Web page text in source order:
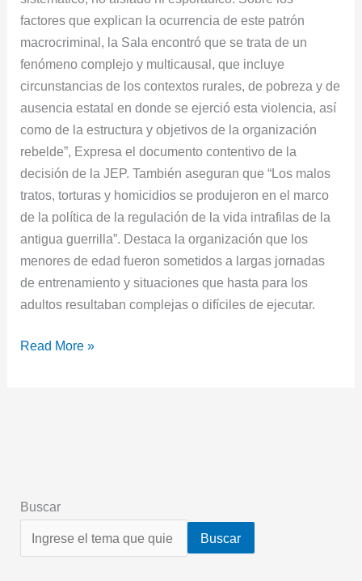
factores que explican la ocurrencia de este patrón
macrocriminal, la Sala encontró que se trata de un
fenómeno complejo y multicausal, que incluye
circunstancias de los contextos rurales, de pobreza y de
ausencia estatal en donde se ejerció esta violencia, así
como de la estructura y objetivos de la organización
rebelde”, Expresa el documento contentivo de la
decisión de la JEP. También aseguran que “Los malos
tratos, torturas y homicidios se produjeron en el marco
de la política de la regulación de la vida intrafilas de la
antigua guerrilla”. Destaca la organización que los
menores de edad fueron sometidos a largas jornadas
de entrenamiento y situaciones que hasta para los
adultos resultaban complejas o difíciles de ejecutar.
Read More »
Buscar
Buscar